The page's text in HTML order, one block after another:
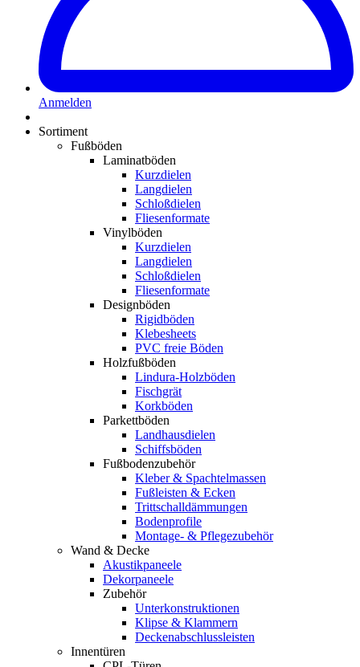
Anmelden
Sortiment
Fußböden
Laminatböden
Kurzdielen
Langdielen
Schloßdielen
Fliesenformate
Vinylböden
Kurzdielen
Langdielen
Schloßdielen
Fliesenformate
Designböden
Rigidböden
Klebesheets
PVC freie Böden
Holzfußböden
Lindura-Holzböden
Fischgrät
Korkböden
Parkettböden
Landhausdielen
Schiffsböden
Fußbodenzubehör
Kleber & Spachtelmassen
Fußleisten & Ecken
Trittschalldämmungen
Bodenprofile
Montage- & Pflegezubehör
Wand & Decke
Akustikpaneele
Dekorpaneele
Zubehör
Unterkonstruktionen
Klipse & Klammern
Deckenabschlussleisten
Innentüren